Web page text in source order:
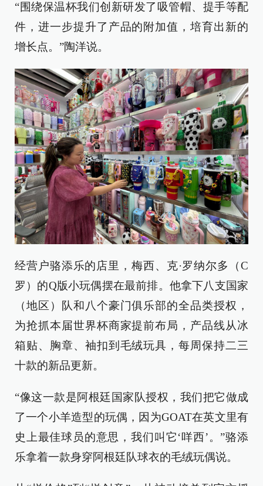
“围绕保温杯我们创新研发了吸管帽、提手等配
件，进一步提升了产品的附加值，培育出新的
增长点。”陶洋说。
经营户骆添乐的店里，梅西、克·罗纳尔多（C
罗）的Q版小玩偶摆在最前排。他拿下八支国家
（地区）队和八个豪门俱乐部的全品类授权，
为抢抓本届世界杯商家提前布局，产品线从冰
箱贴、胸章、袖扣到毛绒玩具，每周保持二三
十款的新品更新。
“像这一款是阿根廷国家队授权，我们把它做成
了一个小羊造型的玩偶，因为GOAT在英文里有
史上最佳球员的意思，我们叫它‘咩西’。”骆添
乐拿着一款身穿阿根廷队球衣的毛绒玩偶说。